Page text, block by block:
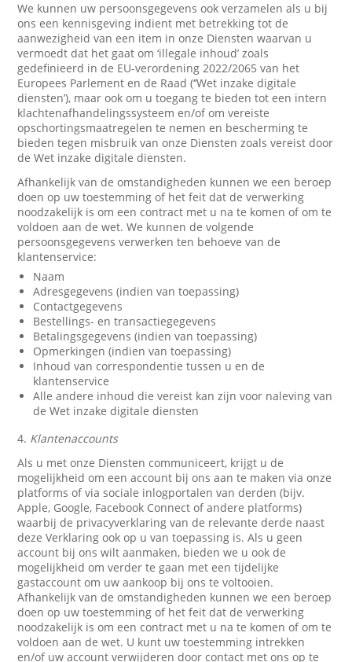
We kunnen uw persoonsgegevens ook verzamelen als u bij
ons een kennisgeving indient met betrekking tot de
aanwezigheid van een item in onze Diensten waarvan u
vermoedt dat het gaat om ‘illegale inhoud’ zoals
gedefinieerd in de EU-verordening 2022/2065 van het
Europees Parlement en de Raad (‘’Wet inzake digitale
diensten’), maar ook om u toegang te bieden tot een intern
klachtenafhandelingssysteem en/of om vereiste
opschortingsmaatregelen te nemen en bescherming te
bieden tegen misbruik van onze Diensten zoals vereist door
de Wet inzake digitale diensten.
Afhankelijk van de omstandigheden kunnen we een beroep
doen op uw toestemming of het feit dat de verwerking
noodzakelijk is om een contract met u na te komen of om te
voldoen aan de wet. We kunnen de volgende
persoonsgegevens verwerken ten behoeve van de
klantenservice:
Naam
Adresgegevens (indien van toepassing)
Contactgegevens
Bestellings- en transactiegegevens
Betalingsgegevens (indien van toepassing)
Opmerkingen (indien van toepassing)
Inhoud van correspondentie tussen u en de
klantenservice
Alle andere inhoud die vereist kan zijn voor naleving van
de Wet inzake digitale diensten
4. Klantenaccounts
Als u met onze Diensten communiceert, krijgt u de
mogelijkheid om een account bij ons aan te maken via onze
platforms of via sociale inlogportalen van derden (bijv.
Apple, Google, Facebook Connect of andere platforms)
waarbij de privacyverklaring van de relevante derde naast
deze Verklaring ook op u van toepassing is. Als u geen
account bij ons wilt aanmaken, bieden we u ook de
mogelijkheid om verder te gaan met een tijdelijke
gastaccount om uw aankoop bij ons te voltooien.
Afhankelijk van de omstandigheden kunnen we een beroep
doen op uw toestemming of het feit dat de verwerking
noodzakelijk is om een contract met u na te komen of om te
voldoen aan de wet. U kunt uw toestemming intrekken
en/of uw account verwijderen door contact met ons op te